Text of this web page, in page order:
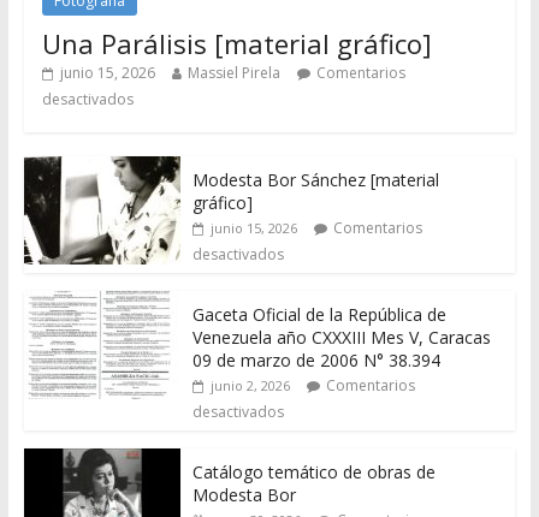
Una Parálisis [material gráfico]
junio 15, 2026 Massiel Pirela
Comentarios
desactivados
Modesta Bor Sánchez [material
gráfico]
junio 15, 2026
Comentarios
desactivados
Gaceta Oficial de la República de
Venezuela año CXXXIII Mes V, Caracas
09 de marzo de 2006 N° 38.394
junio 2, 2026
Comentarios
desactivados
Catálogo temático de obras de
Modesta Bor